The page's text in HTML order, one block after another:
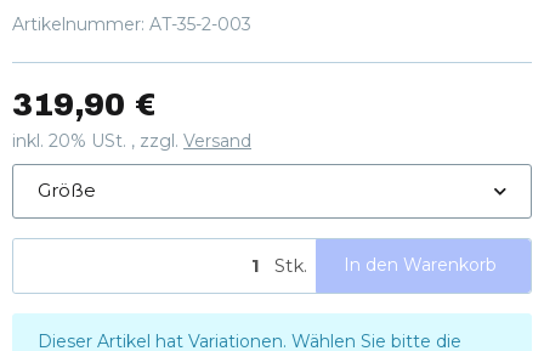
Artikelnummer: AT-35-2-003
319,90 €
inkl. 20% USt. , zzgl. Versand
Größe
Stk. In den Warenkorb
xDieser Artikel hat Variationen. Wählen Sie bitte die